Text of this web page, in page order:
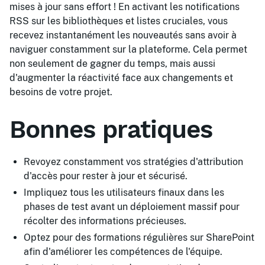
mises à jour sans effort ! En activant les notifications
RSS sur les bibliothèques et listes cruciales, vous
recevez instantanément les nouveautés sans avoir à
naviguer constamment sur la plateforme. Cela permet
non seulement de gagner du temps, mais aussi
d'augmenter la réactivité face aux changements et
besoins de votre projet.
Bonnes pratiques
Revoyez constamment vos stratégies d'attribution
d'accès pour rester à jour et sécurisé.
Impliquez tous les utilisateurs finaux dans les
phases de test avant un déploiement massif pour
récolter des informations précieuses.
Optez pour des formations régulières sur SharePoint
afin d'améliorer les compétences de l'équipe.